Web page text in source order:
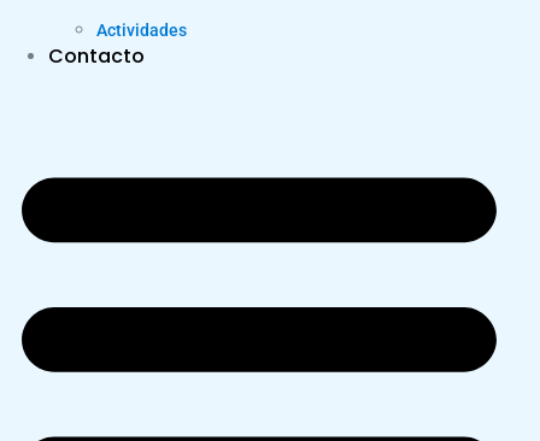
Actividades
Contacto